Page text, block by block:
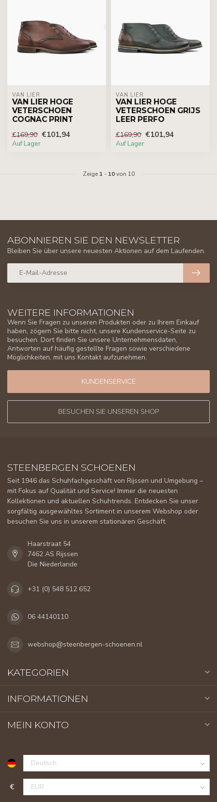
VAN LIER
VAN LIER HOGE
VETERSCHOEN
COGNAC PRINT
€169,90 €101,94
Auf Lager
VAN LIER
VAN LIER HOGE
VETERSCHOEN GRIJS
LEER PERFO
€169,90 €101,94
Auf Lager
Zeige 1 - 10von 10
WEITERE INFORMATIONEN
Wenn Sie Fragen zu unseren Produkten oder zu Ihrem Einkauf
haben, zögern Sie bitte nicht, unsere Kundenservice-Seite zu
besuchen. Dort finden Sie unsere Unternehmensdaten,
Antworten auf häufig gestellte Fragen sowie verschiedene
Möglichkeiten, mit uns Kontakt aufzunehmen.
KUNDENSERVICE
BESUCHEN SIE UNSEREN SHOP
ABONNIEREN SIE DEN NEWSLETTER
Bleiben Sie über unsere neuesten Aktionen auf dem Laufenden.
STEENBERGEN SCHOENEN
Seit 1946 das Schuhfachgeschäft von Rijssen und Umgebung –
mit Fokus auf Qualität und Service! Immer die neuesten
Kollektionen und aktuellen Schuhtrends. Entdecken Sie unser
sorgfältig ausgewähltes Sortiment in unserem Webshop oder
besuchen Sie uns in unserem stationären Geschäft.
Haarstraat 54
7462 AS Rijssen
Die Niederlande
+31 (0) 548 512 652
06 44140110
webshop@steenbergen-schoenen.nl
KATEGORIEN
INFORMATIONEN
MEIN KONTO
€